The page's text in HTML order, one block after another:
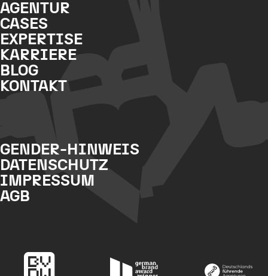
AGENTUR
CASES
EXPERTISE
KARRIERE
BLOG
KONTAKT
GENDER-HINWEIS
DATENSCHUTZ
IMPRESSUM
AGB